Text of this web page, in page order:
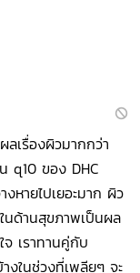
ลเรื่องผิวมากกว่า
q10 ของ DHC
หายไปเยอะมาก ผิว
นด้านสุขภาพเป็นผล
จ เราทานคู่กับ
งในช่วงที่เพลียๆ จะ